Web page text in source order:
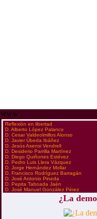
www
·Reflexión en libertad
·D. Alberto López Palanco
·D. Cesar Valdeolmillos Alonso
·D. Javier Úbeda Ibáñez
·D. Jesús Asensi Vendrell
·D. Desiderio Parrilla Martínez
·D. Diego Quiñones Estévez
·D. Pedro Luis Llera Vázquez
·D. Jorge Hernández Mollar
·D. Francisco Rodríguez Barragán
·D. José Antonio Pineda
·D. Pepita Taboada Jaén
·D. José Manuel González Pérez
¿La